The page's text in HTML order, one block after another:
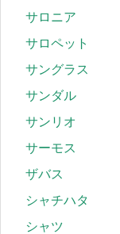
サロニア
サロペット
サングラス
サンダル
サンリオ
サーモス
ザバス
シャチハタ
シャツ